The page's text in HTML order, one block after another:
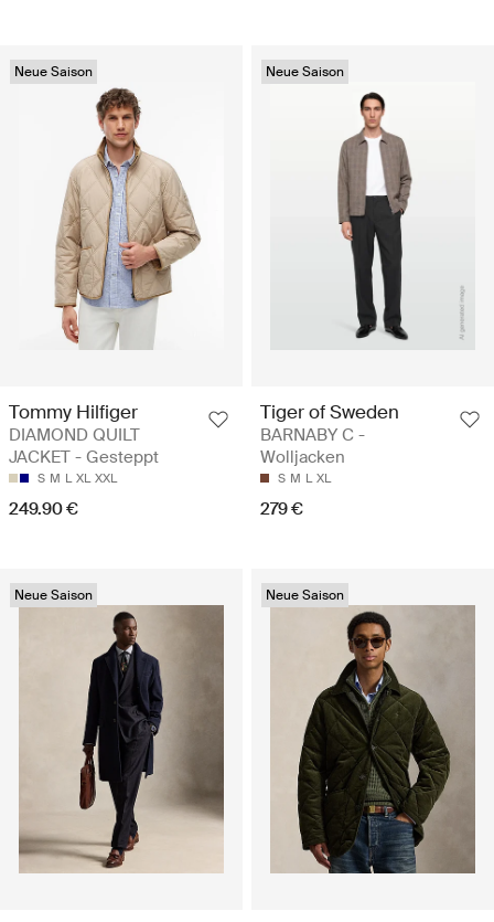
Neue Saison
Tommy Hilfiger
DIAMOND QUILT
JACKET - Gesteppt
S M L XL XXL
249.90 €
Neue Saison
Tiger of Sweden
BARNABY C -
Wolljacken
S M L XL
279 €
Neue Saison Neue Saison